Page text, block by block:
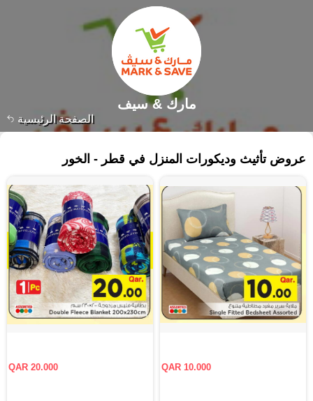
الصفحة الرئيسية
مارك & سيف
عروض تأثيث وديكورات المنزل في قطر - الخور
QAR 10.000
QAR 20.000